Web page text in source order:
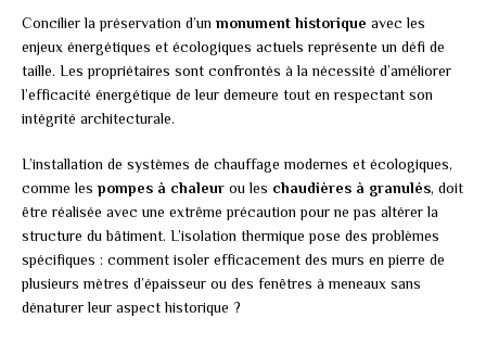
Concilier la préservation d’un monument historique avec les
enjeux énergétiques et écologiques actuels représente un défi de
taille. Les propriétaires sont confrontés à la nécessité d’améliorer
l’efficacité énergétique de leur demeure tout en respectant son
intégrité architecturale.
L’installation de systèmes de chauffage modernes et écologiques,
comme les pompes à chaleur ou les chaudières à granulés, doit
être réalisée avec une extrême précaution pour ne pas altérer la
structure du bâtiment. L’isolation thermique pose des problèmes
spécifiques : comment isoler efficacement des murs en pierre de
plusieurs mètres d’épaisseur ou des fenêtres à meneaux sans
dénaturer leur aspect historique ?